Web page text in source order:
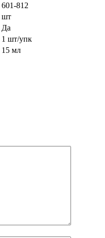
601-812
шт
Да
1 шт/упк
15 мл